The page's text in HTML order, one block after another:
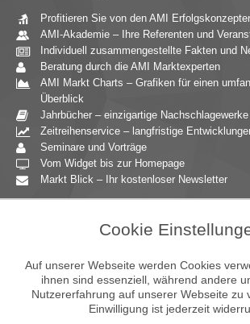
Profitieren Sie von den AMI
AMI-Akademie – Ihre Referenten und
Individuell zusammengestellte Fakten und
Beratung durch die AMI Marktexperten
AMI Markt Charts – Grafiken für einen
Überblick
Jahrbücher – einzigartige Nachschlagewerke
Zeitreihenservice – langfristige
Seminare und Vorträge
Vom Widget bis zur Homepage
Markt Blick – Ihr kostenloser Newsletter
Unternehmensberatung
Ernährungsgewerbe
Einzelhandel
Bildung & Wissenschaft
Cookie
Auf unserer Webseite werden Cookies
ihnen sind essenziell, während andere
Nutzererfahrung auf unserer Webseite zu
Einwilligung ist jederzeit